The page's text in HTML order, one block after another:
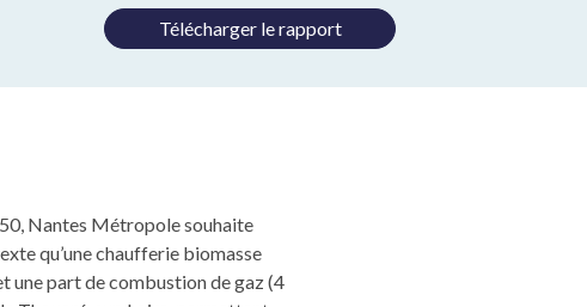
Télécharger le rapport
Nantes Métropole souhaite
qu’une chaufferie biomasse
une part de combustion de gaz (4